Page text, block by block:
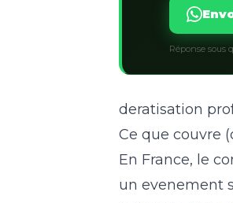
Réponse sous
deratisation
Ce que couvre
En France, le
un evenement